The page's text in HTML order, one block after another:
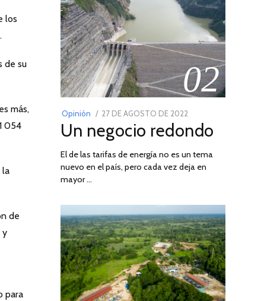
los
de su
más,
054
la
de
y
para
02
Opinión
POSTED
ON
27 DE AGOSTO DE 2022
DE
DE
2022
Un negocio redondo
El de las tarifas de energía no es un tema
nuevo en el país, pero cada vez deja en
mayor …